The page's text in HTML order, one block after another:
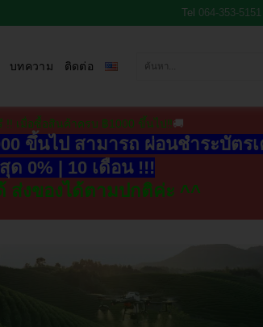
Tel 064-353-5151
บทความ ติดต่อ
!! เมื่อซื้อสินค้าครบ ฿1000 ขึ้นไป‼🚚
ขึ้นไป สามารถ ผ่อนชำระบัตร
ด 0% | 10 เดือน !!!
ส่งของได้ตามปกติค่ะ ^^